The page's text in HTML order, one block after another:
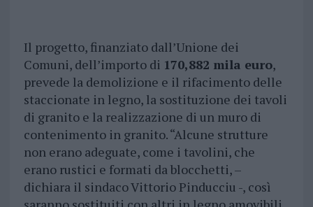
Il progetto, finanziato dall’Unione dei
Comuni, dell’importo di 170,882 mila euro,
prevede la demolizione e il rifacimento delle
staccionate in legno, la sostituzione dei tavoli
di granito e la realizzazione di un muro di
contenimento in granito. “Alcune strutture
non erano adeguate, come i tavolini, che
erano rustici e formati da blocchetti, –
dichiara il sindaco Vittorio Pinducciu -, così